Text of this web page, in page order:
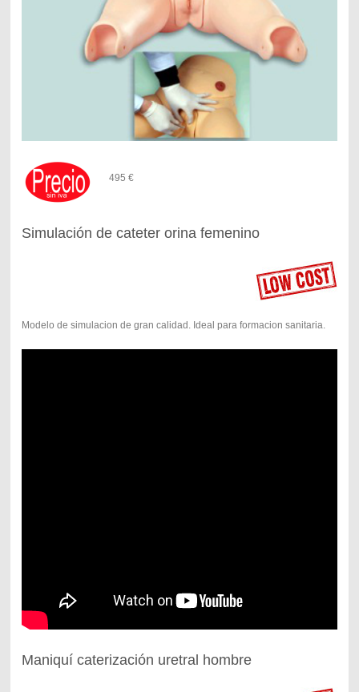
495 €
Simulación de cateter orina femenino
Modelo de simulacion de gran calidad. Ideal para formacion sanitaria.
Maniquí caterización uretral hombre